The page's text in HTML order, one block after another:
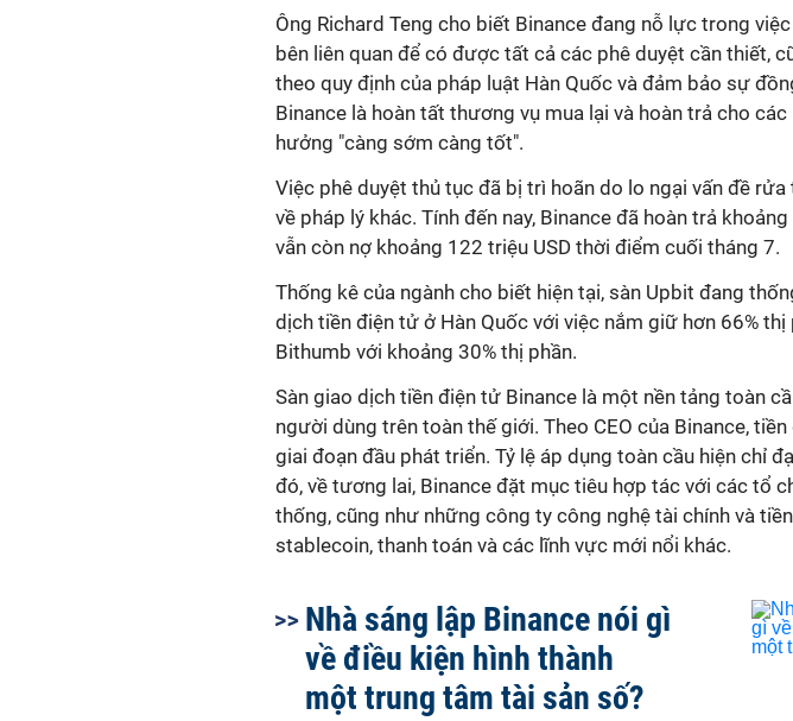
Ông Richard Teng cho biết Binance đang nỗ lực trong
bên liên quan để có được tất cả các phê duyệt cần thiết,
theo quy định của pháp luật Hàn Quốc và đảm bảo sự
Binance là hoàn tất thương vụ mua lại và hoàn trả cho
hưởng "càng sớm càng tốt".
Việc phê duyệt thủ tục đã bị trì hoãn do lo ngại vấn đề
về pháp lý khác. Tính đến nay, Binance đã hoàn trả
vẫn còn nợ khoảng 122 triệu USD thời điểm cuối tháng 7.
Thống kê của ngành cho biết hiện tại, sàn Upbit đang
dịch tiền điện tử ở Hàn Quốc với việc nắm giữ hơn 66% thị
Bithumb với khoảng 30% thị phần.
Sàn giao dịch tiền điện tử Binance là một nền tảng toàn
người dùng trên toàn thế giới. Theo CEO của Binance,
giai đoạn đầu phát triển. Tỷ lệ áp dụng toàn cầu hiện chỉ
đó, về tương lai, Binance đặt mục tiêu hợp tác với các tổ
thống, cũng như những công ty công nghệ tài chính và
stablecoin, thanh toán và các lĩnh vực mới nổi khác.
Nhà sáng lập Binance nói gì
về điều kiện hình thành
một trung tâm tài sản số?